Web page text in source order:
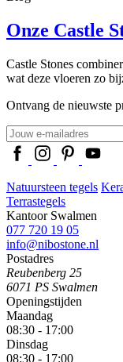
Onze Castle
Castle Stones
wat deze vloeren zo
Ontvang de nieuwste
Natuursteen tegels
Terrastegels
Kantoor Swalmen
077 720 19 05
info@nibostone.nl
Postadres
Reubenberg 25
6071 PS Swalmen
Openingstijden
Maandag
08:30 - 17:00
Dinsdag
08:30 - 17:00